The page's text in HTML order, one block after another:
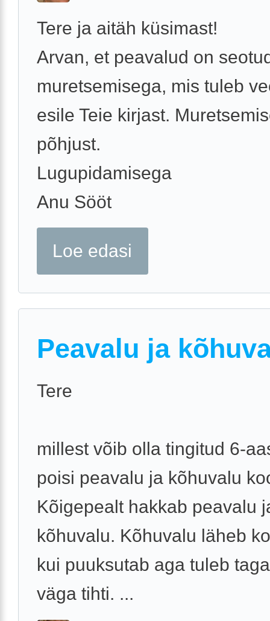
Tere ja aitäh küsimast!
Arvan, et peavalud on
muretsemisega, mis tuleb
esile Teie kirjast.
põhjust.
Lugupidamisega
Anu Sööt
Loe edasi
Peavalu ja
Tere
millest võib olla tingitud 6-
poisi peavalu ja kõhuvalu
Kõigepealt hakkab peavalu
kõhuvalu. Kõhuvalu läheb
kui puuksutab aga tuleb
väga tihti. ...